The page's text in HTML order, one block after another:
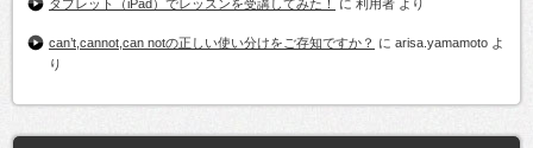
タブレット（iPad）でレッスンを受講してみた！ に 利用者 より
can’t,cannot,can notの正しい使い分けをご存知ですか？ に arisa.yamamoto よ
り